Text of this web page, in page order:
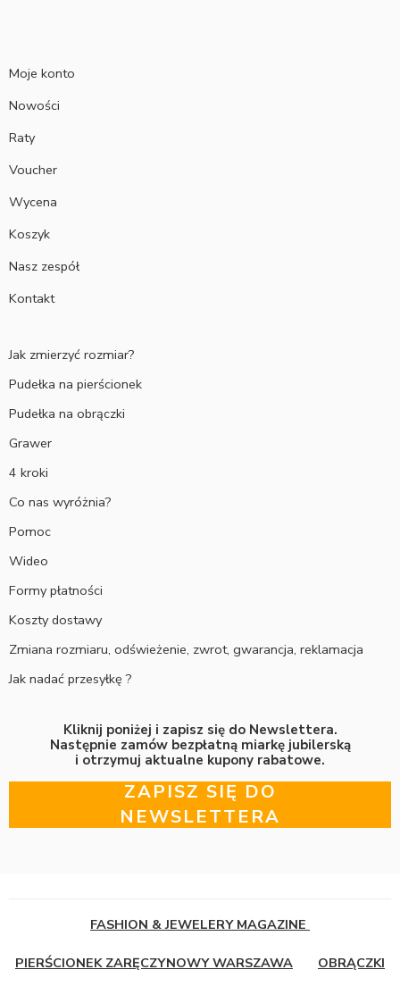
Moje konto
Nowości
Raty
Voucher
Wycena
Koszyk
Nasz zespół
Kontakt
Jak zmierzyć rozmiar?
Pudełka na pierścionek
Pudełka na obrączki
Grawer
4 kroki
Co nas wyróżnia?
Pomoc
Wideo
Formy płatności
Koszty dostawy
Zmiana rozmiaru, odświeżenie, zwrot, gwarancja, reklamacja
Jak nadać przesyłkę ?
Kliknij poniżej i zapisz się do Newslettera.
Następnie zamów bezpłatną miarkę jubilerską
i otrzymuj aktualne kupony rabatowe.
ZAPISZ SIĘ DO
NEWSLETTERA
FASHION & JEWELERY MAGAZINE
PIERŚCIONEK ZARĘCZYNOWY WARSZAWA OBRĄCZKI